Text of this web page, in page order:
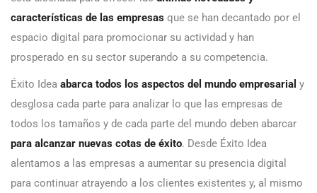
características de las empresas que se han decantado por el
espacio digital para promocionar su actividad y han
prosperado en su sector superando a su competencia.
Éxito Idea abarca todos los aspectos del mundo empresarial y
desglosa cada parte para analizar lo que las empresas de
todos los tamaños y de cada parte del mundo deben abarcar
para alcanzar nuevas cotas de éxito. Desde Éxito Idea
alentamos a las empresas a aumentar su presencia digital
para continuar atrayendo a los clientes existentes y, al mismo